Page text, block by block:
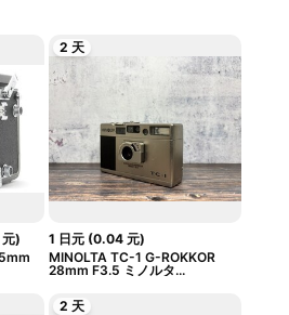
日淘轻松实现。
元)
2 天
1 日元 (0.04 元)
MINOLTA TC-1 G-ROKKOR
28mm F3.5 ミノルタ...
2 天